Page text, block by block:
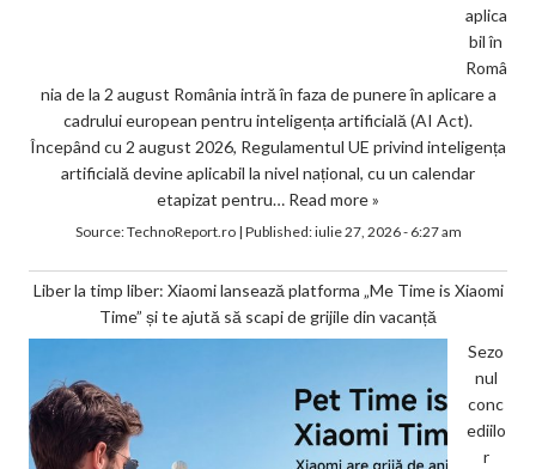
aplica
bil în
Româ
nia de la 2 august România intră în faza de punere în aplicare a
cadrului european pentru inteligența artificială (AI Act).
Începând cu 2 august 2026, Regulamentul UE privind inteligența
artificială devine aplicabil la nivel național, cu un calendar
etapizat pentru… Read more »
Source:TechnoReport.ro| Published:iulie 27, 2026 - 6:27 am
Liber la timp liber: Xiaomi lansează platforma „Me Time is Xiaomi
Time” și te ajută să scapi de grijile din vacanță
Sezo
nul
conc
ediilo
r